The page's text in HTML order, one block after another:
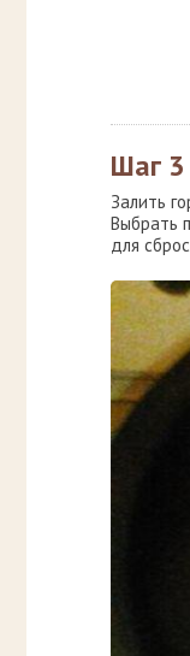
Шаг 3
Залить
Выбрать
для